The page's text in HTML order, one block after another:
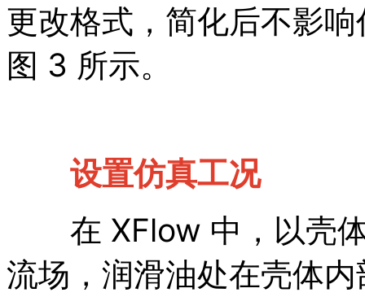
更改格式，简化后不影
图 3 所示。
设置仿真工况
在 XFlow 中，以壳体
流场，润滑油处在壳体